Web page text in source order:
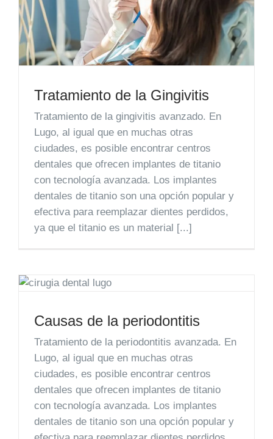
Tratamiento de la Gingivitis
Tratamiento de la gingivitis avanzado. En
Lugo, al igual que en muchas otras
ciudades, es posible encontrar centros
dentales que ofrecen implantes de titanio
con tecnología avanzada. Los implantes
dentales de titanio son una opción popular y
efectiva para reemplazar dientes perdidos,
ya que el titanio es un material [...]
Causas de la periodontitis
Tratamiento de la periodontitis avanzada. En
Lugo, al igual que en muchas otras
ciudades, es posible encontrar centros
dentales que ofrecen implantes de titanio
con tecnología avanzada. Los implantes
dentales de titanio son una opción popular y